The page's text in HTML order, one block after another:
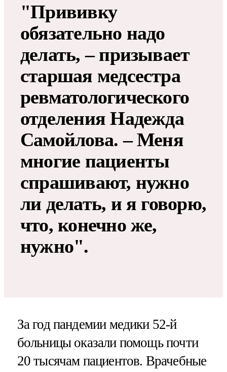
"Прививку
обязательно надо
делать, – призывает
старшая медсестра
ревматологического
отделения Надежда
Самойлова. – Меня
многие пациенты
спрашивают, нужно
ли делать, и я говорю,
что, конечно же,
нужно".
За год пандемии медики 52-й
больницы оказали помощь почти
20 тысячам пациентов. Врачебные